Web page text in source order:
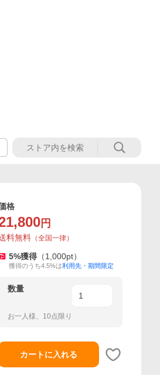
格
円
料無料 （全国一律）
5%獲得 （1,000pt）
獲得のうち4.5%は利用先・期間限定
数量
お一人様、10点限り
カートに入れる